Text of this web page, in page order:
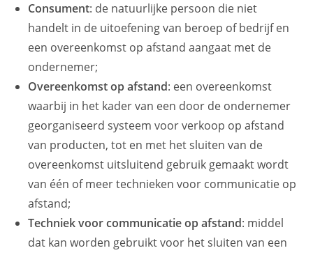
Consument: de natuurlijke persoon die niet
handelt in de uitoefening van beroep of bedrijf en
een overeenkomst op afstand aangaat met de
ondernemer;
Overeenkomst op afstand: een overeenkomst
waarbij in het kader van een door de ondernemer
georganiseerd systeem voor verkoop op afstand
van producten, tot en met het sluiten van de
overeenkomst uitsluitend gebruik gemaakt wordt
van één of meer technieken voor communicatie op
afstand;
Techniek voor communicatie op afstand: middel
dat kan worden gebruikt voor het sluiten van een